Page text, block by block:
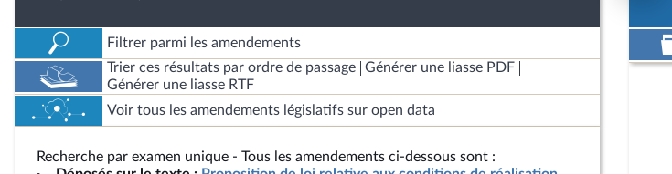
Filtrer parmi les amendements
Trier ces résultats par ordre de passage
Générer une liasse PDF
Générer une liasse RTF
Voir tous les amendements législatifs sur open data
Recherche par examen unique - Tous les amendements ci-dessous sont :